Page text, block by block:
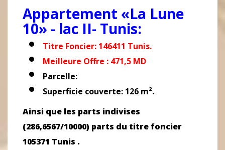
Appartement «La Lune
10» - lac II- Tunis:
Titre Foncier: 146411 Tunis.
Meilleure Offre : 471,5 MD
Parcelle:
Superficie couverte: 126 m².
Ainsi que les parts indivises
(286,6567/10000) parts du titre foncier
105371 Tunis .